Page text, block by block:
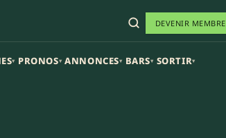
DEVENIR MEMBRE
▾ PRONOS▾ ANNONCES▾ BARS▾ SORTIR▾